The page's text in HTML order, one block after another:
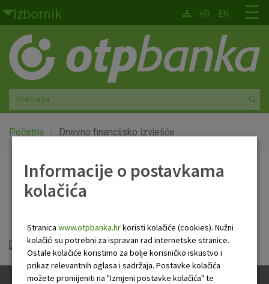
Skoči na glavni sadržaj
Izbornik
Građani
Privatno bankarstvo
Agro
Mala poduzeća i obrtnici
Globalna tržišta
O nama
☰
HR EN
Početna Dnevno financijsko izvješće
Dnevno financijsko
Dnevno financijsko izvješće.pdf
Informacije o postavkama
kolačića
Stranica www.otpbanka.hrkoristi kolačiće (cookies). Nužni
kolačići su potrebni za ispravan rad internetske stranice.
Ostale kolačiće koristimo za bolje korisničko iskustvo i
prikaz relevantnih oglasa i sadržaja. Postavke kolačića
možete promijeniti na "Izmjeni postavke kolačića" te